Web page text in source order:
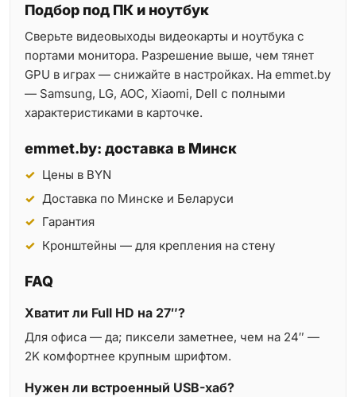
Подбор под ПК и ноутбук
Сверьте видеовыходы видеокарты и ноутбука с
портами монитора. Разрешение выше, чем тянет
GPU в играх — снижайте в настройках. На emmet.by
— Samsung, LG, AOC, Xiaomi, Dell с полными
характеристиками в карточке.
emmet.by: доставка в Минск
Цены в BYN
Доставка по Минске и Беларуси
Гарантия
Кронштейны — для крепления на стену
FAQ
Хватит ли Full HD на 27″?
Для офиса — да; пиксели заметнее, чем на 24″ —
2K комфортнее крупным шрифтом.
Нужен ли встроенный USB-хаб?